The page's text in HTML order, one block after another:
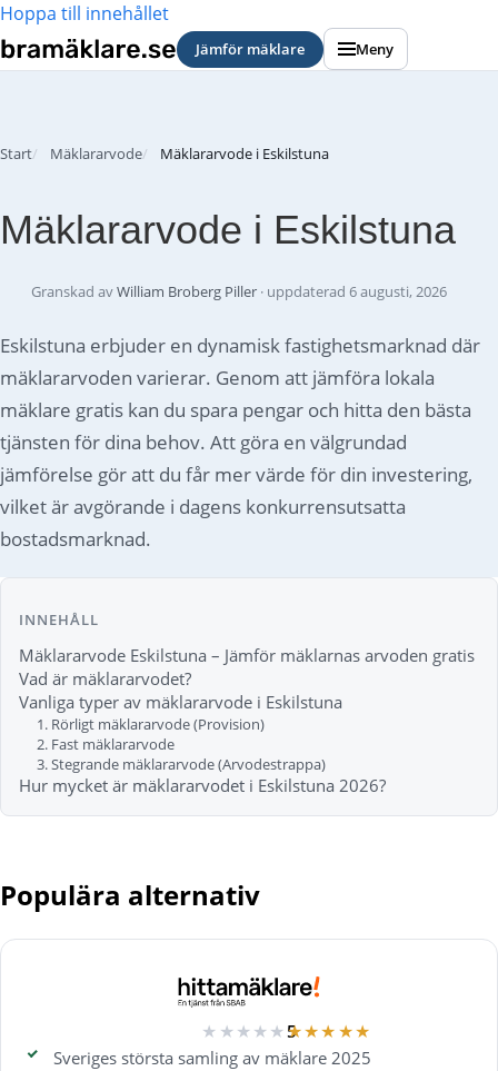
Hoppa till innehållet
Meny
Jämför mäklare
Start Mäklararvode Mäklararvode i Eskilstuna
Mäklararvode i Eskilstuna
Granskad avWilliam Broberg Piller · uppdaterad 6 augusti, 2026
Eskilstuna erbjuder en dynamisk fastighetsmarknad där
mäklararvoden varierar. Genom att jämföra lokala
mäklare gratis kan du spara pengar och hitta den bästa
tjänsten för dina behov. Att göra en välgrundad
jämförelse gör att du får mer värde för din investering,
vilket är avgörande i dagens konkurrensutsatta
bostadsmarknad.
Populära alternativ
★★★★★★★★★★
5
Sveriges största samling av mäklare 2025
INNEHÅLL
Mäklararvode Eskilstuna – Jämför mäklarnas arvoden gratis
Vad är mäklararvodet?
Vanliga typer av mäklararvode i Eskilstuna
1. Rörligt mäklararvode (Provision)
2. Fast mäklararvode
3. Stegrande mäklararvode (Arvodestrappa)
Hur mycket är mäklararvodet i Eskilstuna 2026?